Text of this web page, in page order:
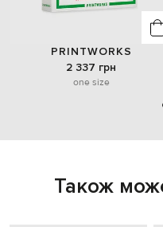
PRINTWORKS
2 337 грн
one size
Також